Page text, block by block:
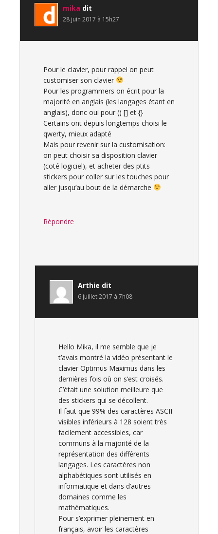
mika dit
28 juin 2017 à 15h27
Pour le clavier, pour rappel on peut
customiser son clavier
Pour les programmers on écrit pour la
majorité en anglais (les langages étant en
anglais), donc oui pour () [] et {}
Certains ont depuis longtemps choisi le
qwerty, mieux adapté
Mais pour revenir sur la customisation:
on peut choisir sa disposition clavier
(coté logiciel), et acheter des ptits
stickers pour coller sur les touches pour
aller jusqu’au bout de la démarche
Répondre
Arthie dit
6 juillet 2017 à 7h08
Hello Mika, il me semble que je
t’avais montré la vidéo présentant le
clavier Optimus Maximus dans les
dernières fois où on s’est croisés.
C’était une solution meilleure que
des stickers qui se décollent.
Il faut que 99% des caractères ASCII
visibles inférieurs à 128 soient très
facilement accessibles, car
communs à la majorité de la
représentation des différents
langages. Les caractères non
alphabétiques sont utilisés en
informatique et dans d’autres
domaines comme les
mathématiques.
Pour s’exprimer pleinement en
français, avoir les caractères